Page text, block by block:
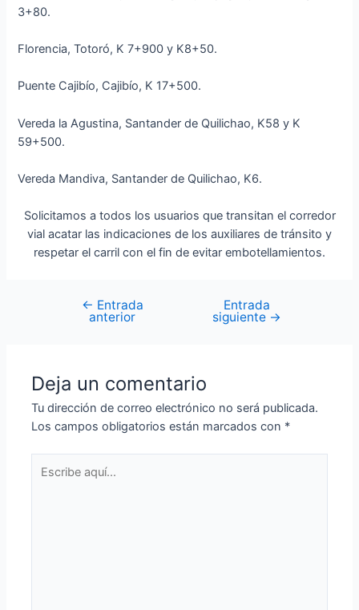
3+80.
Florencia, Totoró, K 7+900 y K8+50.
Puente Cajibío, Cajibío, K 17+500.
Vereda la Agustina, Santander de Quilichao, K58 y K
59+500.
Vereda Mandiva, Santander de Quilichao, K6.
Solicitamos a todos los usuarios que transitan el corredor
vial acatar las indicaciones de los auxiliares de tránsito y
respetar el carril con el fin de evitar embotellamientos.
← Entrada
anterior
Entrada
siguiente →
Deja un comentario
Tu dirección de correo electrónico no será publicada.
Los campos obligatorios están marcados con *